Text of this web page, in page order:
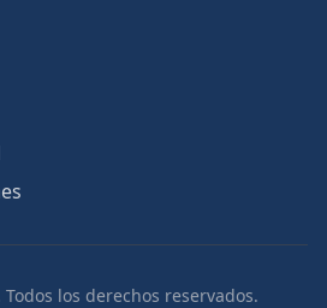
los derechos reservados.